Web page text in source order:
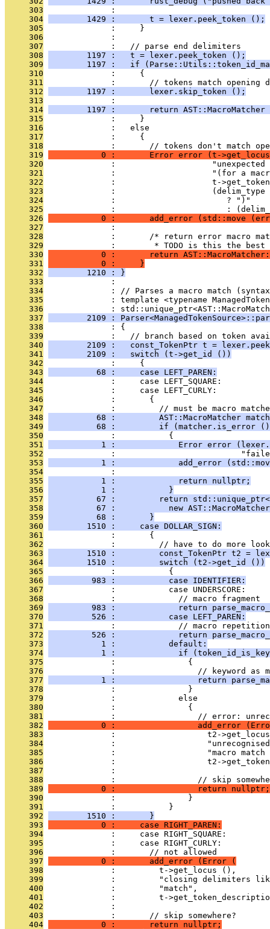
     303
              :
     304
        1429 :       t = lexer.peek_token ();
     305
              :     }
     306
              :
     307
              :   // parse end delimiters
     308
        1197 :   t = lexer.peek_token ();
     309
1197 :   if
     310
              :     {
     311
:       // tokens match opening
     312
        1197 :       lexer.skip_token ();
     313
              :
     314
1197 :       return
     315
              :     }
     316
              :   else
     317
              :     {
     318
:       // tokens don't match
     319
0 :       Error error (t-
     320
:
     321
:                    "(for a
     322
:                    t-
     323
:                    (delim_type
     324
              :                       ? ")"
     325
:                       :
     326
0 :       add_error (std::move
     327
              :
     328
:       /* return error macro
     329
:        * TODO is this the best
     330
0 :       return
     331
           0 :     }
     332
        1210 : }
     333
              :
     334
: // Parses a macro match
     335
: template <typename
     336
:
     337
2109 :
     338
              : {
     339
:   // branch based on token
     340
2109 :   const_TokenPtr t =
     341
        2109 :   switch (t->get_id ())
     342
              :     {
     343
          68 :     case LEFT_PAREN:
     344
              :     case LEFT_SQUARE:
     345
              :     case LEFT_CURLY:
     346
              :       {
     347
:         // must be macro
     348
68 :         AST::MacroMatcher
     349
68 :         if (matcher.is_error
     350
              :           {
     351
1 :             Error error
     352
:
     353
1 :             add_error
     354
              :
     355
           1 :             return nullptr;
     356
           1 :           }
     357
67 :         return
     358
67 :           new
     359
          68 :       }
     360
        1510 :     case DOLLAR_SIGN:
     361
              :       {
     362
:         // have to do more
     363
1510 :         const_TokenPtr t2 =
     364
        1510 :         switch (t2->get_id ())
     365
              :           {
     366
         983 :           case IDENTIFIER:
     367
              :           case UNDERSCORE:
     368
              :             // macro fragment
     369
983 :             return
     370
         526 :           case LEFT_PAREN:
     371
              :             // macro repetition
     372
526 :             return
     373
           1 :           default:
     374
1 :             if
     375
              :               {
     376
:                 // keyword as
     377
1 :                 return
     378
              :               }
     379
              :             else
     380
              :               {
     381
:                 // error:
     382
0 :                 add_error
     383
:                   t2-
     384
:
     385
:                   "macro
     386
:                   t2-
     387
              :
     388
:                 // skip
     389
           0 :                 return nullptr;
     390
              :               }
     391
              :           }
     392
        1510 :       }
     393
           0 :     case RIGHT_PAREN:
     394
              :     case RIGHT_SQUARE:
     395
              :     case RIGHT_CURLY:
     396
              :       // not allowed
     397
           0 :       add_error (Error (
     398
              :         t->get_locus (),
     399
:         "closing delimiters
     400
              :         "match",
     401
:         t-
     402
              :
     403
              :       // skip somewhere?
     404
           0 :       return nullptr;